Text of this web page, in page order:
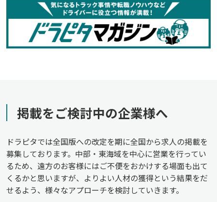
掲載をご検討中の企業様へ
ドラピタでは全国版への改定を期に全国から求人の掲載を
募集しております。中部・東海域を中心に営業を行ってい
るため、遠方のお客様にはご不便をおかけする場面も出て
くるかと思いますが、よりよい人材の獲得という結果をだ
せるよう、様々なアプローチを検討していきます。